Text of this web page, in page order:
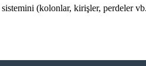
sistemini (kolonlar, kirişler, perdeler